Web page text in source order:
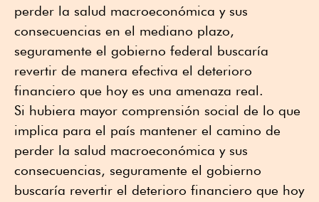
perder la salud macroeconómica y sus
consecuencias en el mediano plazo,
seguramente el gobierno federal buscaría
revertir de manera efectiva el deterioro
financiero que hoy es una amenaza real.
Si hubiera mayor comprensión social de lo que
implica para el país mantener el camino de
perder la salud macroeconómica y sus
consecuencias, seguramente el gobierno
buscaría revertir el deterioro financiero que hoy